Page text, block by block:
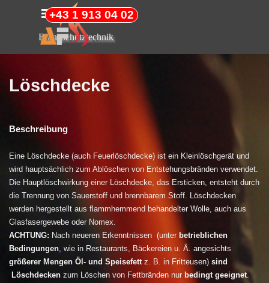
Direkt zum SeiteninhaltMenü überspringen
Brandschutztechnik
+43 1 913 04 02
Löschdecke
Beschreibung
Eine Löschdecke (auch Feuerlöschdecke) ist ein Kleinlöschgerät und
wird hauptsächlich zum Ablöschen von Entstehungsbränden verwendet.
Die Hauptlöschwirkung einer Löschdecke, das Ersticken, entsteht durch
die Trennung von Sauerstoff und brennbarem Stoff. Löschdecken
werden hergestellt aus flammhemmend behandelter Wolle, auch aus
Glasfasergewebe oder Nomex.
ACHTUNG: Nach neueren Erkenntnissen (unter betrieblichen
Bedingungen, wie in Restaurants, Bäckereien u. Ä. angesichts
größerer Mengen Öl- und Speisefettz. B. in Fritteusen) sind
Löschdecken zum Löschen von Fettbränden nur bedingt geeignet.